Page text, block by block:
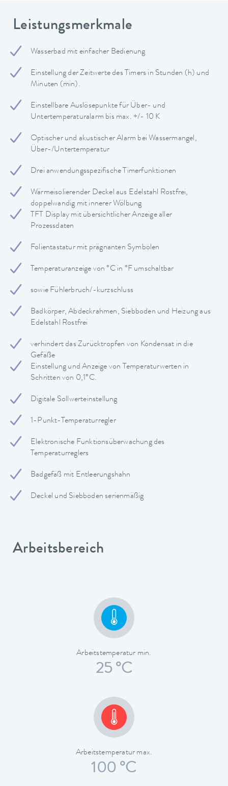
Leistungsmerkmale
Wasserbad mit einfacher Bedienung
Einstellung der Zeitwerte des Timers in Stunden (h) und
Minuten (min).
Einstellbare Auslösepunkte für Über- und
Untertemperaturalarm bis max. +/- 10 K
Optischer und akustischer Alarm bei Wassermangel,
Über-/Untertemperatur
Drei anwendungsspezifische Timerfunktionen
Wärmeisolierender Deckel aus Edelstahl Rostfrei,
doppelwandig mit innerer Wölbung
TFT Display mit übersichtlicher Anzeige aller
Prozessdaten
Folientastatur mit prägnanten Symbolen
Temperaturanzeige von °C in °F umschaltbar
sowie Fühlerbruch/-kurzschluss
Badkörper, Abdeckrahmen, Siebboden und Heizung aus
Edelstahl Rostfrei
verhindert das Zurücktropfen von Kondensat in die
Gefäße
Einstellung und Anzeige von Temperaturwerten in
Schritten von 0,1°C.
Digitale Sollwerteinstellung
1-Punkt-Temperaturregler
Elektronische Funktionsüberwachung des
Temperaturreglers
Badgefäß mit Entleerungshahn
Deckel und Siebboden serienmäßig
Arbeitsbereich
Arbeitstemperatur min.
25 °C
Arbeitstemperatur max.
100 °C